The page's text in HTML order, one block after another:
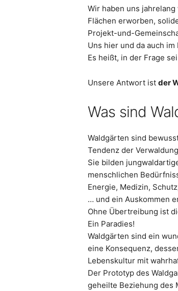
Wir haben uns
Flächen erworben,
Projekt-und-
Uns hier und da auch
Es heißt, in der Frage
Unsere Antwort istder
Was sind
Waldgärten sind
Tendenz der
Sie bilden
menschlichen
Energie, Medizin,
… und ein Auskommen
Ohne Übertreibung ist
Ein Paradies!
Waldgärten sind ein
eine Konsequenz,
Lebenskultur mit
Der Prototyp des
geheilte Beziehung des